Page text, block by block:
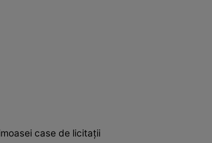
case de licitații